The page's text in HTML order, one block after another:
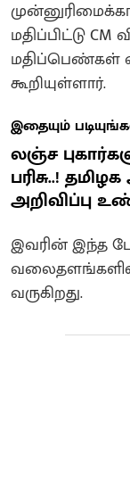
மதிப்பிட்டு CM
மதிப்பெண்கள்
கூறியுள்ளார்.
இதையும்
லஞ்ச
பரிசு..!
அறிவிப்பு
இவரின் இந்த
வலைதளங்களில்
வருகிறது.